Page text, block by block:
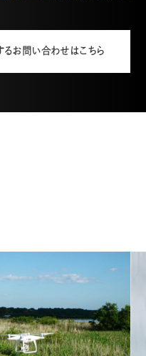
るお問い合わせはこちら